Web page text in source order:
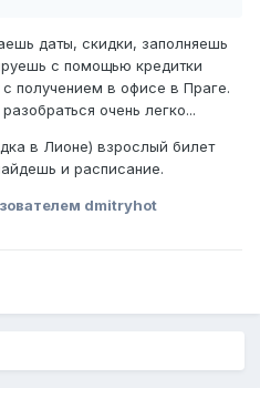
даты, скидки, заполняешь
с помощью кредитки
получением в офисе в Праге.
очень легко...
в Лионе) взрослый билет
и расписание.
dmitryhot